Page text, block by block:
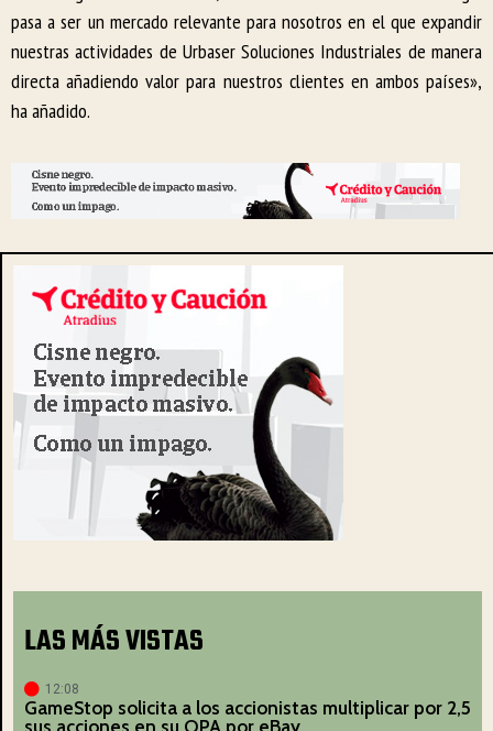
pasa a ser un mercado relevante para nosotros en el que expandir
nuestras actividades de Urbaser Soluciones Industriales de manera
directa añadiendo valor para nuestros clientes en ambos países»,
ha añadido.
LAS MÁS VISTAS
12:08
GameStop solicita a los accionistas multiplicar por 2,5
sus acciones en su OPA por eBay